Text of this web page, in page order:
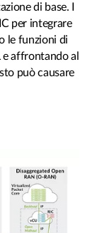
di base. I
per integrare
le funzioni di
affrontando al
può causare